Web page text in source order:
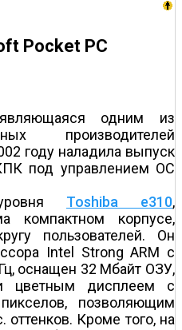
Pocket PC
одним из
производителей
году наладила выпуск
под управлением ОС
Toshiba e310,
компактном корпусе,
пользователей. Он
Intel Strong ARM с
оснащен 32 Мбайт ОЗУ,
дисплеем с
позволяющим
оттенков. Кроме того, на